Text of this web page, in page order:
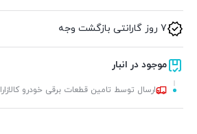
7 روز گارانتی بازگشت وجه
موجود در انبار
ارسال توسط تامین قطعات برقی خودرو کالازارا